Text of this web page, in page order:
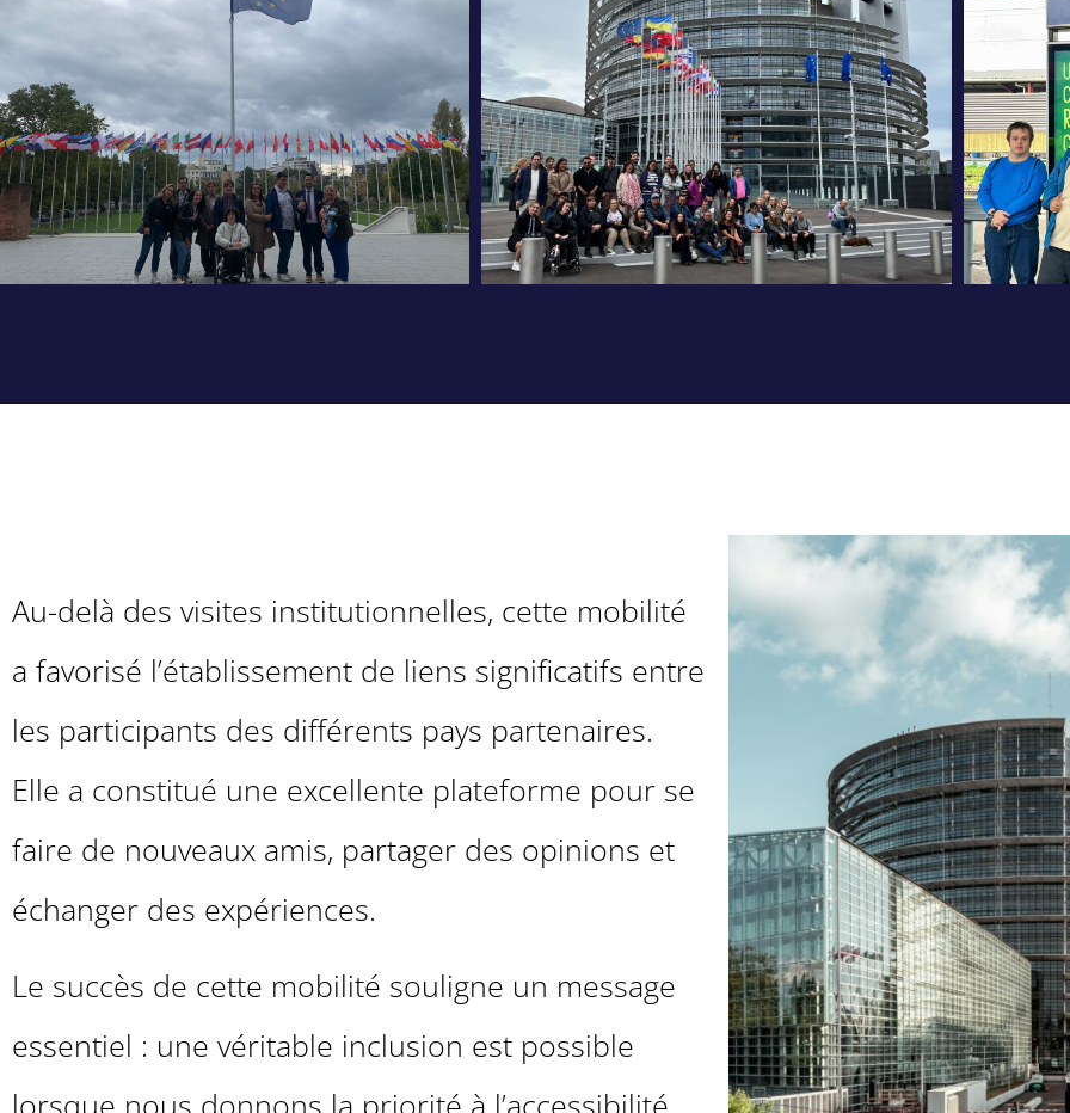
Au-delà des visites institutionnelles, cette mobilité
a favorisé l’établissement de liens significatifs entre
les participants des différents pays partenaires.
Elle a constitué une excellente plateforme pour se
faire de nouveaux amis, partager des opinions et
échanger des expériences.
Le succès de cette mobilité souligne un message
essentiel : une véritable inclusion est possible
lorsque nous donnons la priorité à l’accessibilité,